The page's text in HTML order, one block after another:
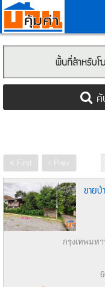
First Prev
ขาย
กรุงเทพมห